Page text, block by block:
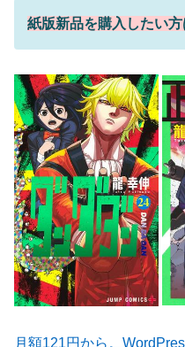
紙版新品を購入したい方
月額121円から。